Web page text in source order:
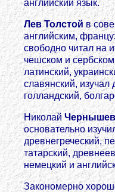
английский язык.
Лев Толстойв
английским,
свободно читал на
чешском и
латинский,
славянский, изучал
голландский,
Николай
основательно
древнегреческий,
татарский,
немецкий и
Закономерно